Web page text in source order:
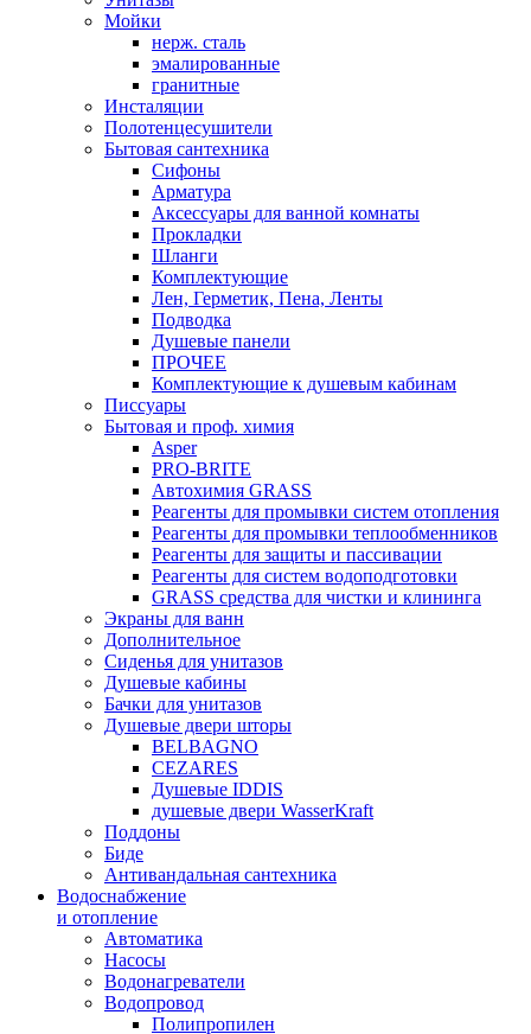
Мойки
нерж. сталь
эмалированные
гранитные
Инсталяции
Полотенцесушители
Бытовая сантехника
Сифоны
Арматура
Аксессуары для ванной комнаты
Прокладки
Шланги
Комплектующие
Лен, Герметик, Пена, Ленты
Подводка
Душевые панели
ПРОЧЕЕ
Комплектующие к душевым кабинам
Писсуары
Бытовая и проф. химия
Asper
PRO-BRITE
Автохимия GRASS
Реагенты для промывки систем отопления
Реагенты для промывки теплообменников
Реагенты для защиты и пассивации
Реагенты для систем водоподготовки
GRASS средства для чистки и клининга
Экраны для ванн
Дополнительное
Сиденья для унитазов
Душевые кабины
Бачки для унитазов
Душевые двери шторы
BELBAGNO
CEZARES
Душевые IDDIS
душевые двери WasserKraft
Поддоны
Биде
Антивандальная сантехника
Водоснабжение
и отопление
Автоматика
Насосы
Водонагреватели
Водопровод
Полипропилен